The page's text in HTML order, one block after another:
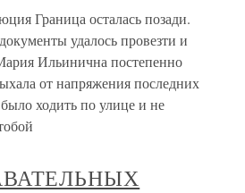
Граница осталась позади.
удалось провезти и
Ильинична постепенно
от напряжения последних
ходить по улице и не